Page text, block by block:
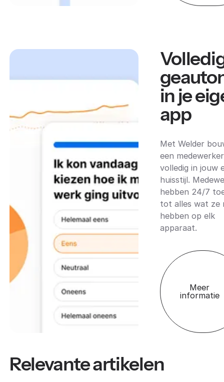
in je
app
Met Welder
een
volledig in jouw
huisstijl.
hebben 24/7
tot alles wat ze
hebben op elk
apparaat.
Meer
informatie
Relevante artikelen